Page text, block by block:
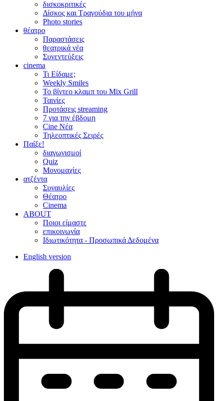
δισκοκριτικές
Δίσκος και Τραγούδια του μήνα
Photo stories
θέατρο
Παραστάσεις
θεατρικά νέα
Συνεντεύξεις
cinema
Τι Είδαμε;
Weekly Smiles
Το βίντεο κλαμπ του Mix Grill
Ταινίες
Προτάσεις streaming
7 για την έβδομη
Cine Νέα
Τηλεοπτικές Σειρές
Παίξε!
διαγωνισμοί
Quiz
Μονομαχίες
ατζέντα
Συναυλίες
Θέατρο
Cinema
ABOUT
Ποιοι είμαστε
επικοινωνία
Ιδιωτικότητα - Προσωπικά Δεδομένα
English version